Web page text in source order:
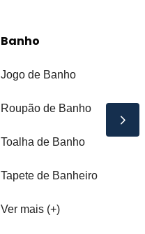
Banho
Jogo de Banho
Roupão de Banho
Toalha de Banho
Tapete de Banheiro
Ver mais (+)